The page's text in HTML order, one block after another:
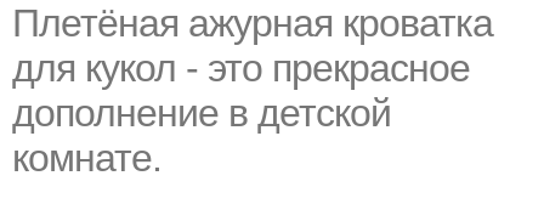
Плетёная ажурная кроватка
для кукол - это прекрасное
дополнение в детской
комнате.